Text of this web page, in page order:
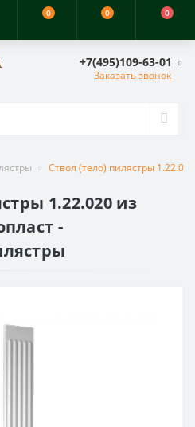
0 0 0
+7(495)109-63-01
Заказать звонок
Ствол (тело) пилястры
1.22.020 из
-